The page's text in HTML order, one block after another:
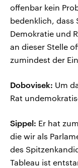
offenbar kein
bedenklich, dass
Demokratie und
an dieser Stelle
zumindest der
Dobovisek: Um
Rat
Sippel: Er hat
die wir als
des
Tableau ist